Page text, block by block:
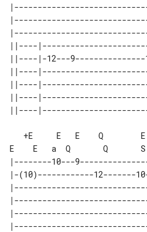
||----
||----|-12---9---------------
||----
||----
||----
E    E   a  Q       Q       S
|--------10---
|-(10)------------12-------